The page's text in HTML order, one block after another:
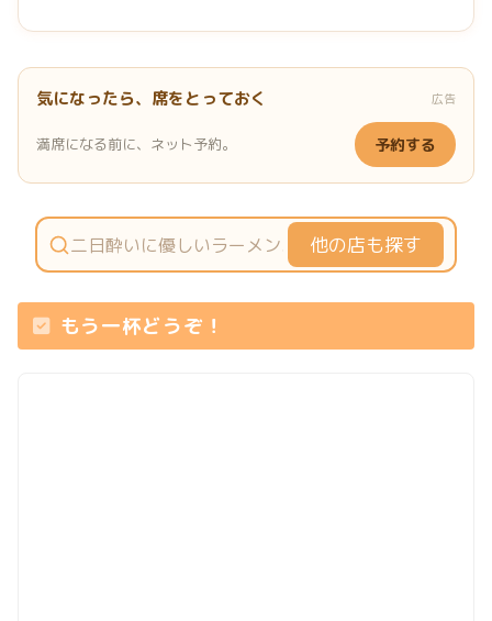
気になったら、席をとっておく 広告
満席になる前に、ネット予約。 予約する
他の店も探す
もう一杯どうぞ！